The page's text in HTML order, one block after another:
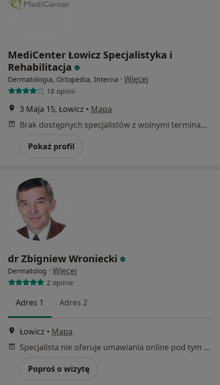
MediCenter Łowicz Specjalistyka i
Rehabilitacja
Dermatologia, Ortopedia, Interna · Więcej
18 opinii
3 Maja 15, Łowicz • Mapa
Brak dostępnych specjalistów z wolnymi terminami w tym centrum medycznym.
Pokaż profil
dr Zbigniew Wroniecki
Dermatolog · Więcej
2 opinie
Adres 1 Adres 2
Łowicz • Mapa
Specjalista nie oferuje umawiania online pod tym adresem.
Poproś o wizytę